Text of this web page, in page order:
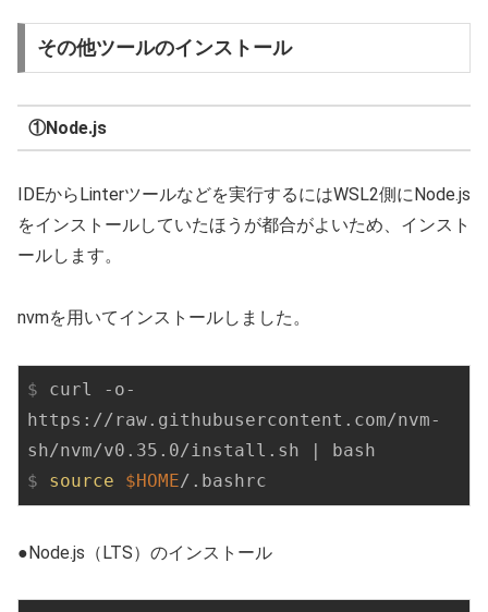
その他ツールのインストール
①Node.js
IDEからLinterツールなどを実行するにはWSL2側にNode.js
をインストールしていたほうが都合がよいため、インスト
ールします。
nvmを用いてインストールしました。
$ curl -o-
https://raw.githubusercontent.com/nvm-
sh/nvm/v0.35.0/install.sh | bash
$
source $HOME/.bashrc
●Node.js（LTS）のインストール